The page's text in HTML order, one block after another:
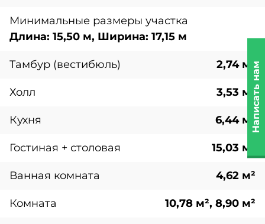
Минимальные размеры участка
Длина: 15,50 м, Ширина: 17,15 м
Тамбур (вестибюль) 2,74 м²
Холл 3,53 м²
Кухня 6,44 м²
Гостиная + столовая 15,03 м²
Ванная комната 4,62 м²
Комната 10,78 м², 8,90 м²
Написать нам